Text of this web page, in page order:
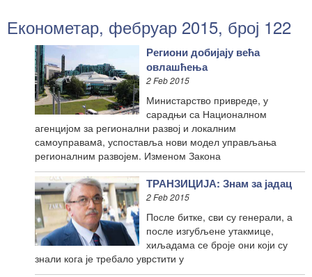
Економетар, фебруар 2015, број 122
Региони добијају већа
овлашћења
2 Feb 2015
Министарство привреде, у
сарадњи са Националном
агенцијом за регионални развој и локалним
самоуправамa, успоставља нови модел управљања
регионалним развојем. Изменом Закона
ТРАНЗИЦИЈА: Знам за јадац
2 Feb 2015
После битке, сви су генерали, а
после изгубљене утакмице,
хиљадама се броје они који су
знали кога је требало уврстити у